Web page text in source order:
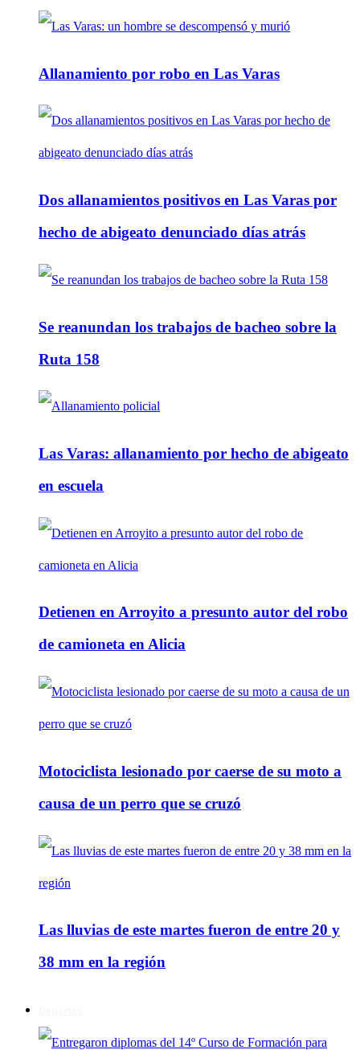
Allanamiento por robo en Las Varas
Dos allanamientos positivos en Las Varas por
hecho de abigeato denunciado días atrás
Se reanundan los trabajos de bacheo sobre la
Ruta 158
Las Varas: allanamiento por hecho de abigeato
en escuela
Detienen en Arroyito a presunto autor del robo
de camioneta en Alicia
Motociclista lesionado por caerse de su moto a
causa de un perro que se cruzó
Las lluvias de este martes fueron de entre 20 y
38 mm en la región